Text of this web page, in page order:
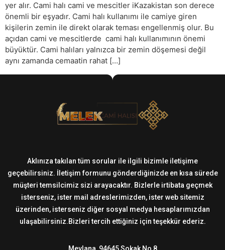
yer alır. Cami halı cami ve mescitler iKazakistan son derece
önemli bir eşyadır. Cami halı kullanımı ile camiye giren
kişilerin zemin ile direkt olarak teması engellenmiş olur. Bu
açıdan cami ve mescitlerde cami halı kullanımının önemi
büyüktür. Cami halıları yalnızca bir zemin döşemesi değil
aynı zamanda cemaatin rahat […]
Aklınıza takılan tüm sorular ile ilgili bizimle iletişime
geçebilirsiniz. İletişim formunu gönderdiğinizde en kısa sürede
müşteri temsilcimiz sizi arayacaktır. Bizlerle irtibata geçmek
isterseniz, ister mail adreslerimizden, ister web sitemiz
üzerinden, isterseniz diğer sosyal medya hesaplarımızdan
ulaşabilirsiniz.Bizleri tercih ettiğiniz için teşekkür ederiz.